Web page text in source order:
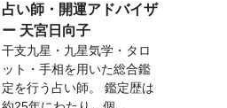
占い師・開運アドバイザ
ー 天宮日向子
干支九星・九星気学・タロ
ット・手相を用いた総合鑑
定を行う占い師。 鑑定歴は